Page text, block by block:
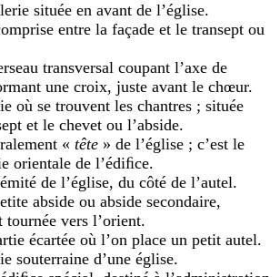
située en avant de l’église.
entre la façade et le transept ou
transversal coupant l’axe de
une croix, juste avant le chœur.
où se trouvent les chantres ; située
et le chevet ou l’abside.
« tête » de l’église ; c’est le
orientale de l’édiﬁce.
de l’église, du côté de l’autel.
abside ou abside secondaire,
tournée vers l’orient.
écartée où l’on place un petit autel.
souterraine d’une église.